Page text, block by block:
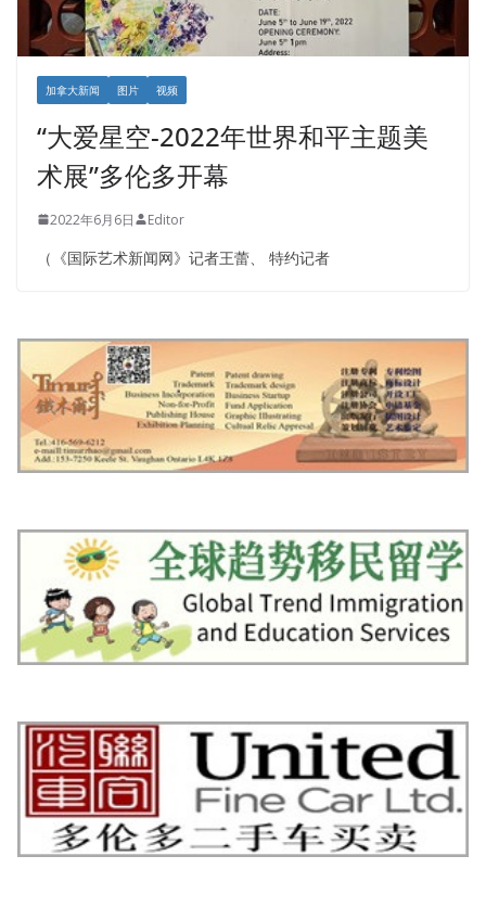
加拿大新闻 图片 视频
“大爱星空-2022年世界和平主题美
术展”多伦多开幕
2022年6月6日 Editor
（《国际艺术新闻网》记者王蕾、 特约记者